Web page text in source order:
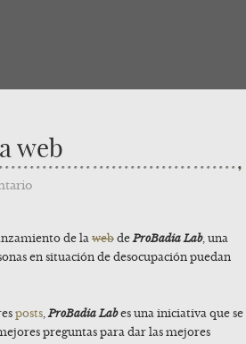
web
de la web deProBadia Lab, una
en situación de desocupación puedan
posts,ProBadia Labes una iniciativa que se
preguntas para dar las mejores